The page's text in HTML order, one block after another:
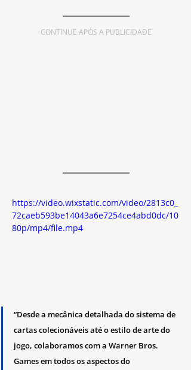
CONTINUE APÓS A PUBLICIDADE
https://video.wixstatic.com/video/2813c0_
72caeb593be14043a6e7254ce4abd0dc/10
80p/mp4/file.mp4
“Desde a mecânica detalhada do sistema de
cartas colecionáveis até o estilo de arte do
jogo, colaboramos com a Warner Bros.
Games em todos os aspectos do